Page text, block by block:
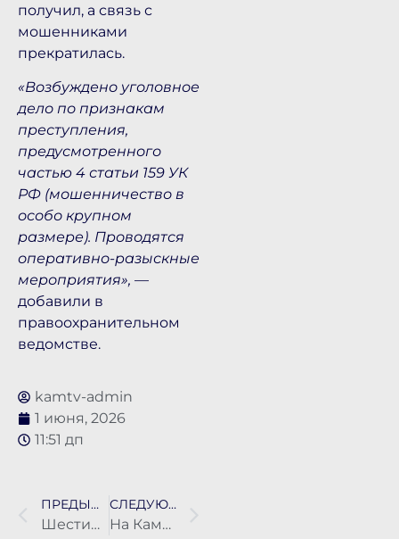
получил, а связь с
мошенниками
прекратилась.
«Возбуждено уголовное
дело по признакам
преступления,
предусмотренного
частью 4 статьи 159 УК
РФ (мошенничество в
особо крупном
размере). Проводятся
оперативно-разыскные
мероприятия», —
добавили в
правоохранительном
ведомстве.
kamtv-admin
1 июня, 2026
11:51 дп
ПРЕДЫДУЩАЯ НОВОСТЬ
Шестилетний мальчик сломал руку в детском саду Елизова
СЛЕДУЮЩАЯ НОВОСТЬ
На Камчатке появилась школа юных кинологов